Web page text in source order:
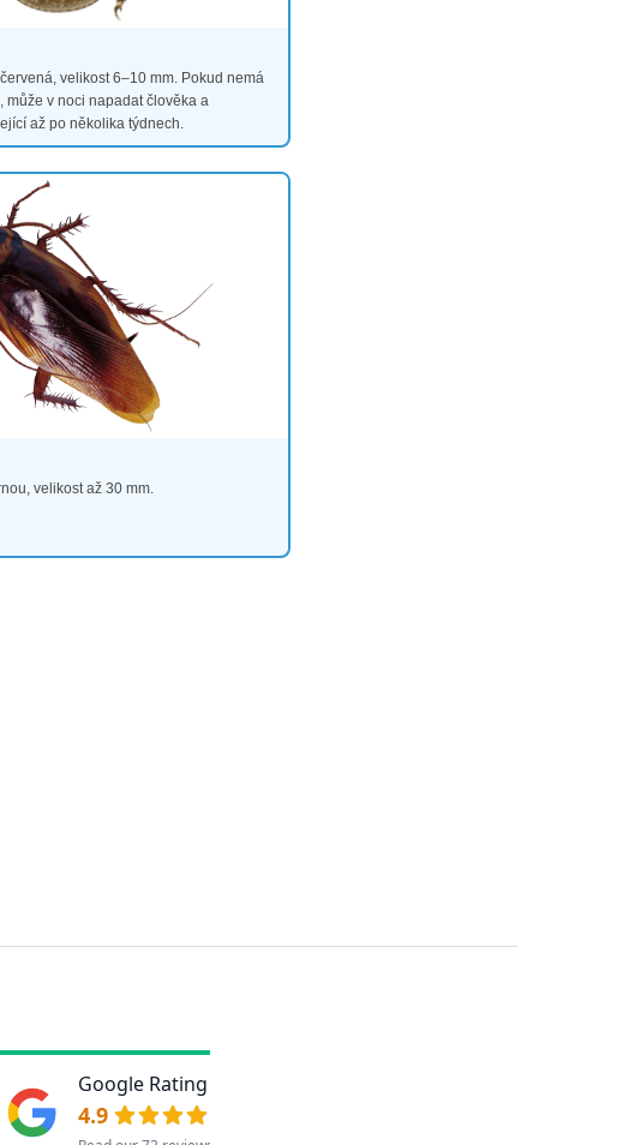
velikost 6–10 mm. Pokud nemá
může v noci napadat člověka a
až po několika týdnech.
velikost až 30 mm.